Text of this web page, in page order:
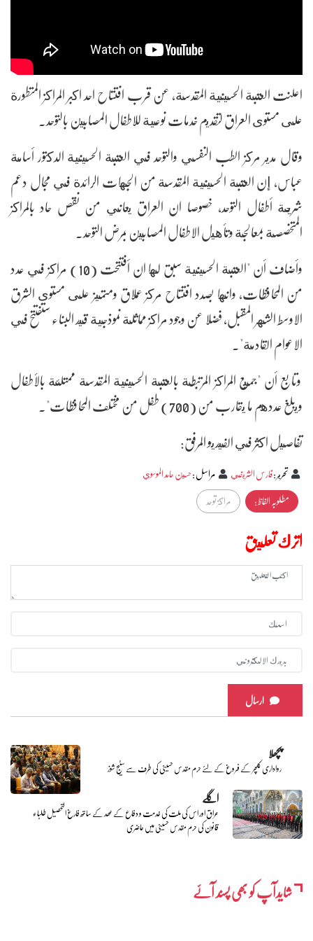
اعلنت العتبة الحسينية المقدسة، عن قرب افتتاح احد اكبر المراكز المتطورة
على مستوى العراق لتقديم خدمات نوعية للاطفال المصابين بالتوحد.
وقال مدير مركز الطب النفسي والتوحد في العتبة الحسينية الدكتور أسامة
عباس، إن العتبة الحسينية المقدسة من الجهات الرائدة في مجال دعم
شريحة أطفال التوحد، خصوصا ان العراق يعاني من نقص حاد بالمراكز
المتخصصة بمعالجة وتأهيل الاطفال المصابين بمرض التوحد.
وأضاف أن "العتبة الحسينية سبق لها ان أفتتحت (10) مراكز في عدد
من المحافظات، وانها بصدد افتتاح مركز عملاق ومتميز على مستوى الشرق
الاوسط الشهر المقبل، فضلا عن وجود مراكز مماثلة نموذجية قيد البناء ستفتتح في
الاعوام القادمة".
وتابع أن "جميع المراكز المرتبطة بالعتبة الحسينية المقدسة ممتلئة بالأطفال
ويبلغ عددهم ما يقارب من (700) طفل من مختلف المحافظات".
تفاصيل اكثر في الفيديو المرفق:
تحرير:فارس الشريفي مراسل:حسين حامد الموسوي
مطلوبہ الفاظ :
مراكز توحد
اترك تعليق
ارسال
پچھلا
رواداری کلچر کے فروغ کےلئے حرم مقدس حسینی کی طرف سے سٹیج شوز
اگلے
عراق اور اس کی ملت کی خدمت و دفاع کے عھد کے ساتھ فارغ التحصیل طلباء
قانون کی حرم مقدس حسینی میں حاضری
شایدآپ کو بھی پسند آئے